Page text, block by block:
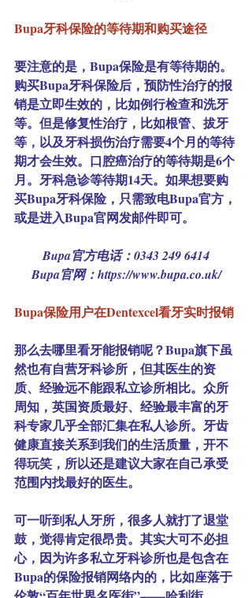
Bupa牙科保险的等待期和购买途径
要注意的是，Bupa保险是有等待期的。
购买Bupa牙科保险后，预防性治疗的报
销是立即生效的，比如例行检查和洗牙
等。但是修复性治疗，比如根管、拔牙
等，以及牙科损伤治疗需要4个月的等待
期才会生效。口腔癌治疗的等待期是6个
月。牙科急诊等待期14天。如果想要购
买Bupa牙科保险，只需致电Bupa官方，
或是进入Bupa官网发邮件即可。
Bupa官方电话：0343 249 6414
Bupa官网：https://www.bupa.co.uk/
Bupa保险用户在Dentexcel看牙实时报销
那么去哪里看牙能报销呢？Bupa旗下虽
然也有自营牙科诊所，但其医生的资
质、经验远不能跟私立诊所相比。众所
周知，英国资质最好、经验最丰富的牙
科专家几乎全部汇集在私人诊所。牙齿
健康直接关系到我们的生活质量，开不
得玩笑，所以还是建议大家在自己承受
范围内找最好的医生。
可一听到私人牙所，很多人就打了退堂
鼓，觉得肯定很昂贵。其实大可不必担
心，因为许多私立牙科诊所也是包含在
Bupa的保险报销网络内的，比如座落于